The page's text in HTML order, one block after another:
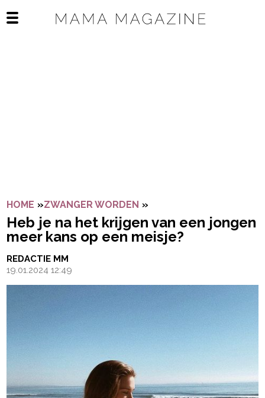
Open het mobiele menu
HOME »ZWANGER WORDEN »
Heb je na het krijgen van een jongen
meer kans op een meisje?
REDACTIE MM
19.01.2024 12:49